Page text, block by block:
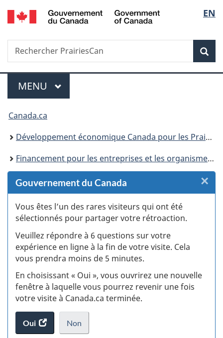
Passer
au
Passer
au
Passer
à
du
Passer
à
simplifiée
de
la
EN
Recherche
Rechercher
PrairiesCan
Menu
MENU PRINCIPAL
Vous
êtes
ici :
Canada.ca
Développement économique Canada pour les Prairies
Financement pour les entreprises et les organismes sans but lucratif pour la région des Prairies
Gouvernement du Canada
Vous êtes l’un des rares visiteurs qui ont été
sélectionnés pour partager votre rétroaction.
Veuillez répondre à 6 questions sur votre
expérience en ligne à la fin de votre visite. Cela
vous prendra moins de 5 minutes.
En choisissant « Oui », vous ouvrirez une nouvelle
fenêtre à laquelle vous pourrez revenir une fois
votre visite à Canada.ca terminée.
Oui
accéder
au
Non
je
.
×